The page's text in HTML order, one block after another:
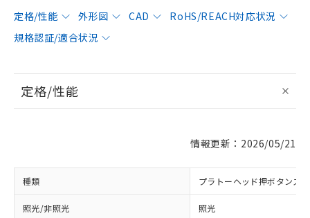
定格/性能 外形図 CAD
RoHS/REACH対応状況
規格認証/適合状況
定格/性能
情報更新：2026/05/21
種類 プラトーヘッド押ボタンス
照光/非照光 照光